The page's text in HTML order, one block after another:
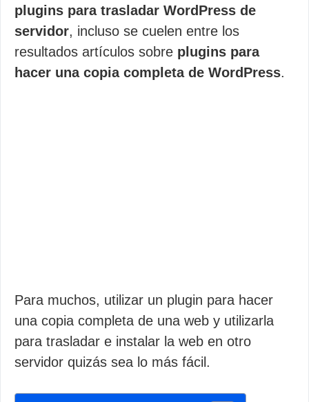
plugins para trasladar WordPress de
servidor, incluso se cuelen entre los
resultados artículos sobre plugins para
hacer una copia completa de WordPress.
Para muchos, utilizar un plugin para hacer
una copia completa de una web y utilizarla
para trasladar e instalar la web en otro
servidor quizás sea lo más fácil.